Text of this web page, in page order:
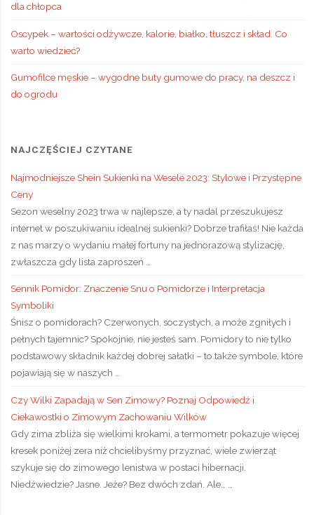
dla chłopca
Oscypek – wartości odżywcze, kalorie, białko, tłuszcz i skład. Co
warto wiedzieć?
Gumofilce męskie – wygodne buty gumowe do pracy, na deszcz i
do ogrodu
NAJCZĘŚCIEJ CZYTANE
Najmodniejsze Shein Sukienki na Wesele 2023: Stylowe i Przystępne
Ceny
Sezon weselny 2023 trwa w najlepsze, a ty nadal przeszukujesz
internet w poszukiwaniu idealnej sukienki? Dobrze trafiłaś! Nie każda
z nas marzy o wydaniu małej fortuny na jednorazową stylizację,
zwłaszcza gdy lista zaproszeń …
Sennik Pomidor: Znaczenie Snu o Pomidorze i Interpretacja
Symboliki
Śnisz o pomidorach? Czerwonych, soczystych, a może zgniłych i
pełnych tajemnic? Spokojnie, nie jesteś sam. Pomidory to nie tylko
podstawowy składnik każdej dobrej sałatki – to także symbole, które
pojawiają się w naszych …
Czy Wilki Zapadają w Sen Zimowy? Poznaj Odpowiedź i
Ciekawostki o Zimowym Zachowaniu Wilków
Gdy zima zbliża się wielkimi krokami, a termometr pokazuje więcej
kresek poniżej zera niż chcielibyśmy przyznać, wiele zwierząt
szykuje się do zimowego lenistwa w postaci hibernacji.
Niedźwiedzie? Jasne. Jeże? Bez dwóch zdań. Ale… …